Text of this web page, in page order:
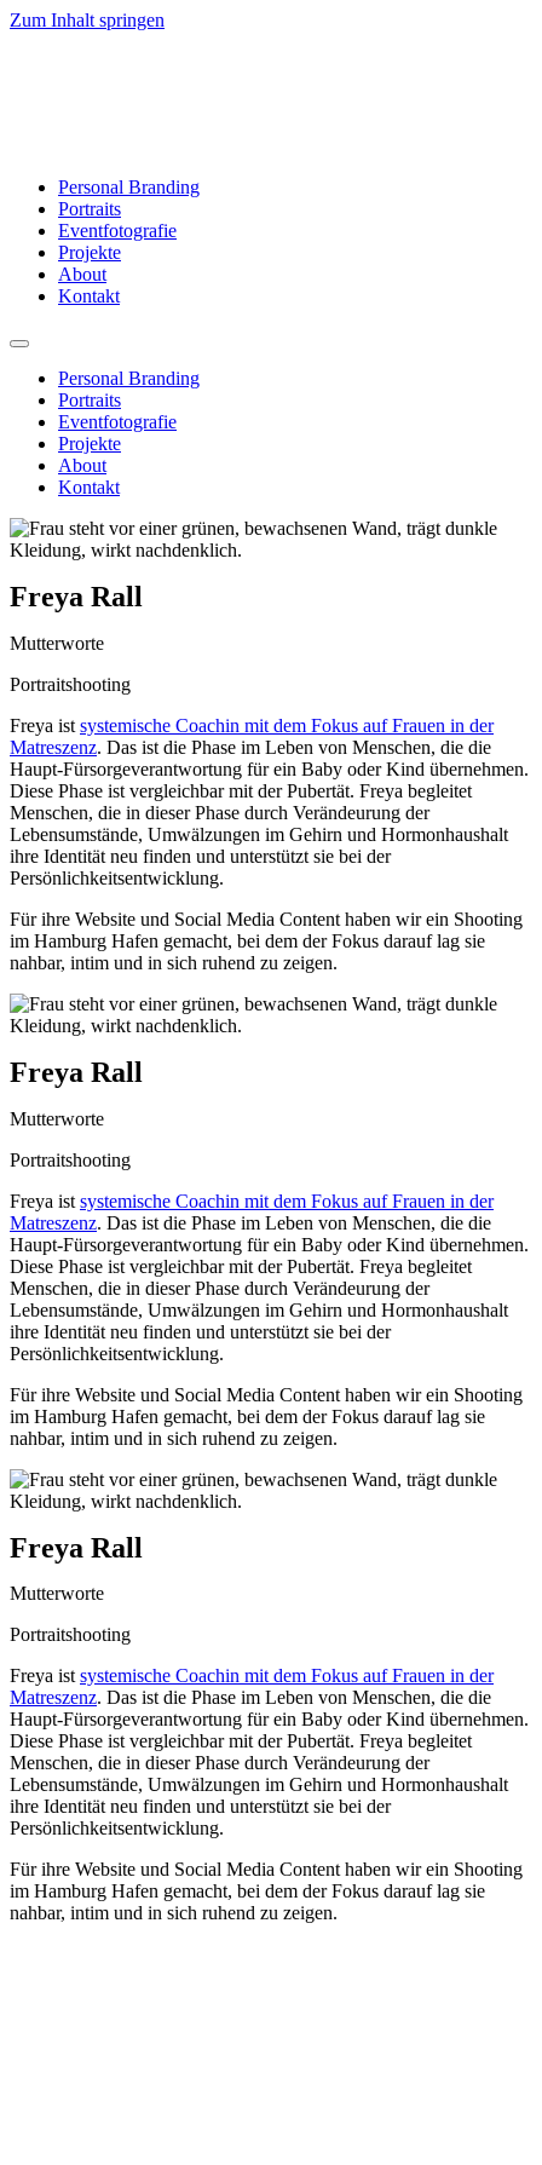
Zum Inhalt springen
Personal Branding
Portraits
Eventfotografie
Projekte
About
Kontakt
Personal Branding
Portraits
Eventfotografie
Projekte
About
Kontakt
Freya Rall
Mutterworte
Portraitshooting
Freya ist systemische Coachin mit dem Fokus auf Frauen in der
Matreszenz. Das ist die Phase im Leben von Menschen, die die
Haupt-Fürsorgeverantwortung für ein Baby oder Kind übernehmen.
Diese Phase ist vergleichbar mit der Pubertät. Freya begleitet
Menschen, die in dieser Phase durch Verändeurung der
Lebensumstände, Umwälzungen im Gehirn und Hormonhaushalt
ihre Identität neu finden und unterstützt sie bei der
Persönlichkeitsentwicklung.
Für ihre Website und Social Media Content haben wir ein Shooting
im Hamburg Hafen gemacht, bei dem der Fokus darauf lag sie
nahbar, intim und in sich ruhend zu zeigen.
Freya Rall
Mutterworte
Portraitshooting
Freya ist systemische Coachin mit dem Fokus auf Frauen in der
Matreszenz. Das ist die Phase im Leben von Menschen, die die
Haupt-Fürsorgeverantwortung für ein Baby oder Kind übernehmen.
Diese Phase ist vergleichbar mit der Pubertät. Freya begleitet
Menschen, die in dieser Phase durch Verändeurung der
Lebensumstände, Umwälzungen im Gehirn und Hormonhaushalt
ihre Identität neu finden und unterstützt sie bei der
Persönlichkeitsentwicklung.
Für ihre Website und Social Media Content haben wir ein Shooting
im Hamburg Hafen gemacht, bei dem der Fokus darauf lag sie
nahbar, intim und in sich ruhend zu zeigen.
Freya Rall
Mutterworte
Portraitshooting
Freya istsystemische Coachin mit dem Fokus auf Frauen in der
Matreszenz. Das ist die Phase im Leben von Menschen, die die
Haupt-Fürsorgeverantwortung für ein Baby oder Kind übernehmen.
Diese Phase ist vergleichbar mit der Pubertät. Freya begleitet
Menschen, die in dieser Phase durch Verändeurung der
Lebensumstände, Umwälzungen im Gehirn und Hormonhaushalt
ihre Identität neu finden und unterstützt sie bei der
Persönlichkeitsentwicklung.
Für ihre Website und Social Media Content haben wir ein Shooting
im Hamburg Hafen gemacht, bei dem der Fokus darauf lag sie
nahbar, intim und in sich ruhend zu zeigen.